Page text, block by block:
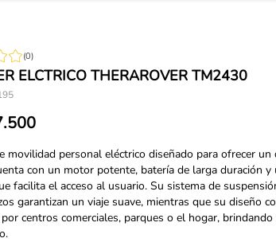
(0)
ELCTRICO THERAROVER TM2430
.500
movilidad personal eléctrico diseñado para ofrecer
con un motor potente, batería de larga duración
facilita el acceso al usuario. Su sistema de
garantizan un viaje suave, mientras que su diseño
centros comerciales, parques o el hogar,